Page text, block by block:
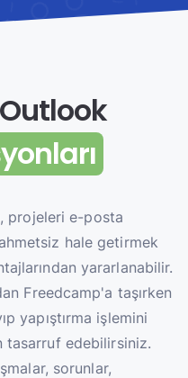
projeleri e-posta
hale getirmek
yararlanabilir.
Freedcamp'a taşırken
yapıştırma işlemini
tasarruf edebilirsiniz.
sorunlar,